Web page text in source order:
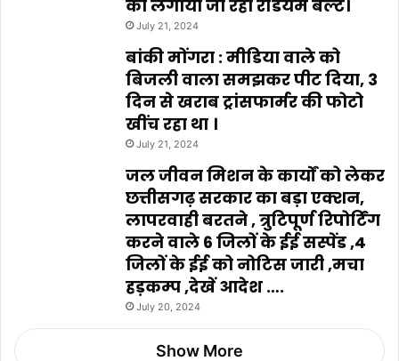
को लगाया जा रहा रेडियम बेल्ट।
July 21, 2024
बांकी मोंगरा : मीडिया वाले को
बिजली वाला समझकर पीट दिया, 3
दिन से खराब ट्रांसफार्मर की फोटो
खींच रहा था ।
July 21, 2024
जल जीवन मिशन के कार्यों को लेकर
छत्तीसगढ़ सरकार का बड़ा एक्शन,
लापरवाही बरतने , त्रुटिपूर्ण रिपोर्टिंग
करने वाले 6 जिलों के ईई सस्पेंड ,4
जिलों के ईई को नोटिस जारी ,मचा
हड़कम्प ,देखें आदेश ….
July 20, 2024
Show More